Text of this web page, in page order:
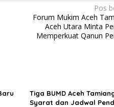
Pos
Forum Mukim Aceh
Aceh Utara Minta
Memperkuat Qanun
Tiga BUMD Aceh
Syarat dan Jadwal